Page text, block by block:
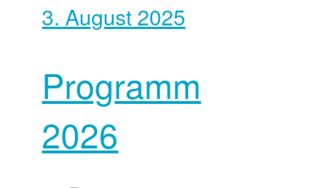
3. August 2025
Programm
2026